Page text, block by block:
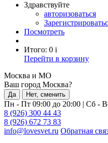
Здравствуйте
авторизоваться
Посмотреть
Итого: 0 i
Перейти в корзину
Москва и МО
Ваш город Москва?
Да Нет, сменить
Пн - Пт 09:00 до 20:00 | Сб -
8 (926) 300 44 43
8 (926) 672 73 83
info@lovesvet.ru Обратная